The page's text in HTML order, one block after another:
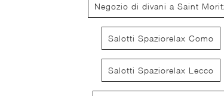
Spencer
Negozio di divani a Saint
Salotti Spaziorelax Como
Salotti Spaziorelax Lecco